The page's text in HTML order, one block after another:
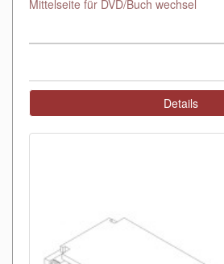
Mittelseite für DVD/Buch wechsel
Details